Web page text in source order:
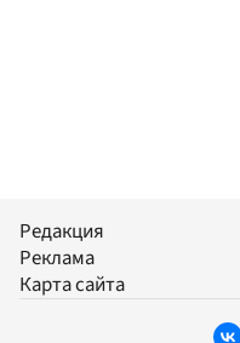
Редакция
Реклама
Карта сайта